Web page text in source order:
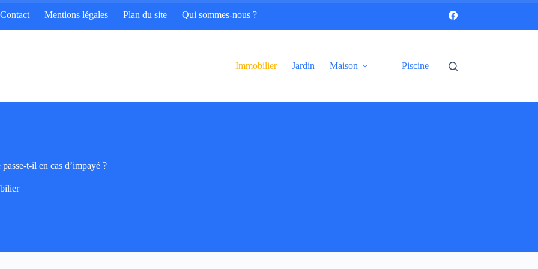
Contact Mentions légales Plan du site Qui sommes-nous ?
Immobilier Jardin Maison Piscine
t-il en cas d’impayé ?